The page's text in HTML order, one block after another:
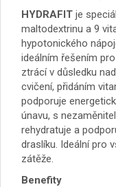
HYDRAFIT je s
maltodextrinu a 9
hypotonického
ideálním řešením
ztrácí v důsledku
cvičení, přidáním
podporuje
únavu, s
rehydratuje a
draslíku. Ideální pro
zátěže.
Benefity